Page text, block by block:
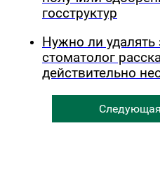
госструктур
Нужно ли
стоматолог
действительно